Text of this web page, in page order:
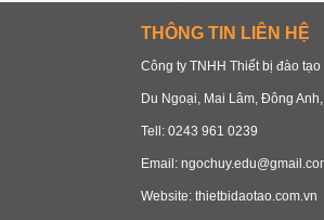
THÔNG TIN LIÊN HỆ
Công ty TNHH Thiết bị đào
Du Ngoại, Mai Lâm, Đông
Tell: 0243 961 0239
Email:
Website: thietbidaotao.com.vn